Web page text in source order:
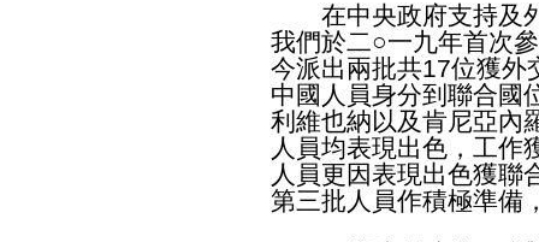
在中央政府支持及外
我們於二○一九年首次
今派出兩批共17位獲外
中國人員身分到聯合國
利維也納以及肯尼亞內
人員均表現出色，工作
人員更因表現出色獲聯
第三批人員作積極準備